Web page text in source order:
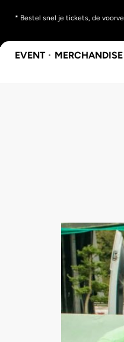
* Bestel snel je tickets, de
EVENT MERCHANDISE